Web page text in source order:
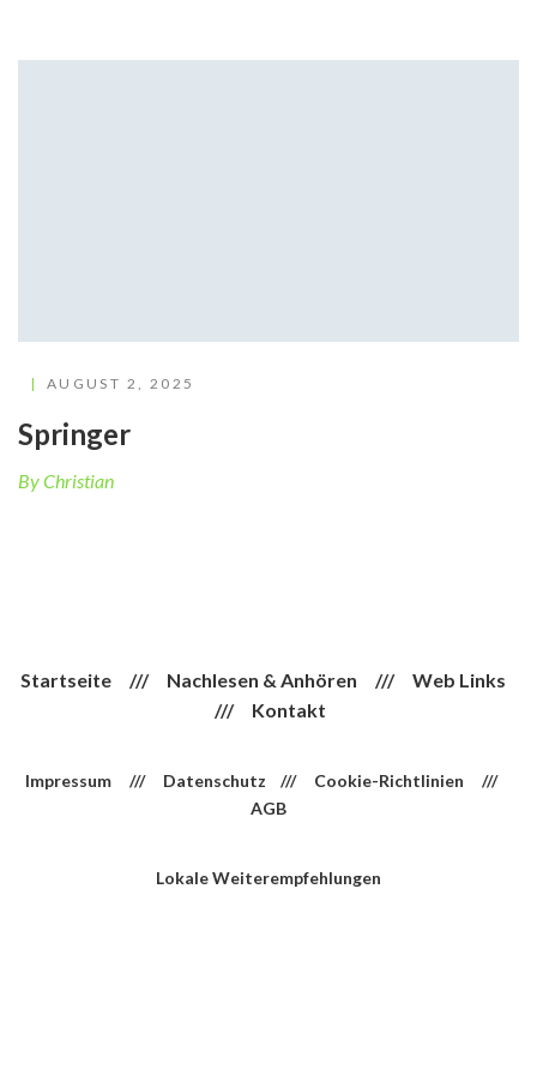
AUGUST 2, 2025
Springer
By Christian
Startseite /// Nachlesen & Anhören /// Web Links
/// Kontakt
Impressum /// Datenschutz /// Cookie-Richtlinien ///
AGB
Lokale Weiterempfehlungen